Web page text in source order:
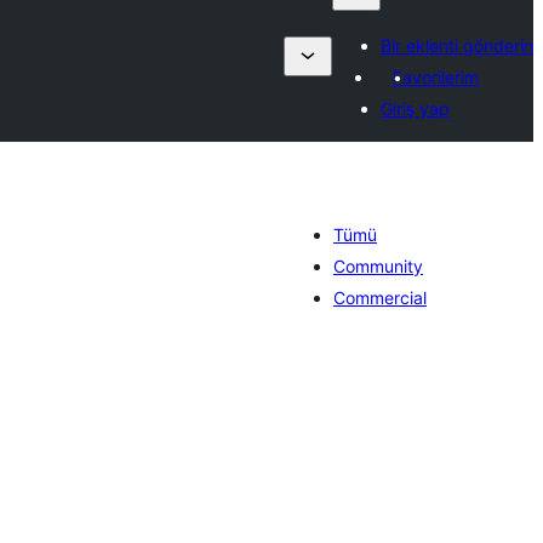
Bir eklenti gönderin
Favorilerim
Giriş yap
Tümü
Community
Commercial